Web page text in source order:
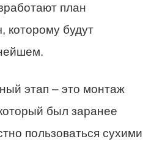
план
которому будут
этап – это монтаж
был заранее
пользоваться сухими